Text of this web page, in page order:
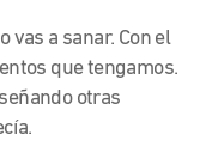
vas a sanar. Con el
que tengamos.
otras